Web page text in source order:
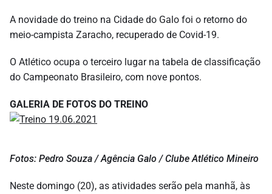
A novidade do treino na Cidade do Galo foi o retorno do
meio-campista Zaracho, recuperado de Covid-19.
O Atlético ocupa o terceiro lugar na tabela de classificação
do Campeonato Brasileiro, com nove pontos.
GALERIA DE FOTOS DO TREINO
Fotos: Pedro Souza / Agência Galo / Clube Atlético Mineiro
Neste domingo (20), as atividades serão pela manhã, às